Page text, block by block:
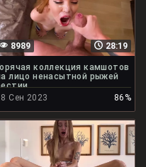
28:19
8989
коллекция камшотов
лицо ненасытной рыжей
Сен 2023
86%